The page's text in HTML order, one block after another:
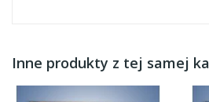
Inne produkty z tej samej